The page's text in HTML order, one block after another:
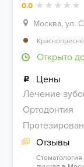
0.0
Москва, ул.
Открыто
Цены
Лечение
Ортодонтия
Отзывы